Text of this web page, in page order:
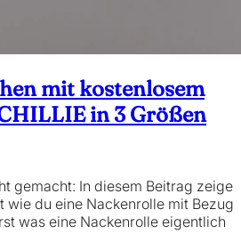
mit kostenlosem
in 3 Größen
gemacht: In diesem Beitrag zeige
wie du eine Nackenrolle mit Bezug
was eine Nackenrolle eigentlich